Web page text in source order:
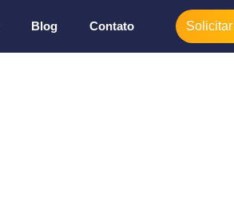
Blog Contato